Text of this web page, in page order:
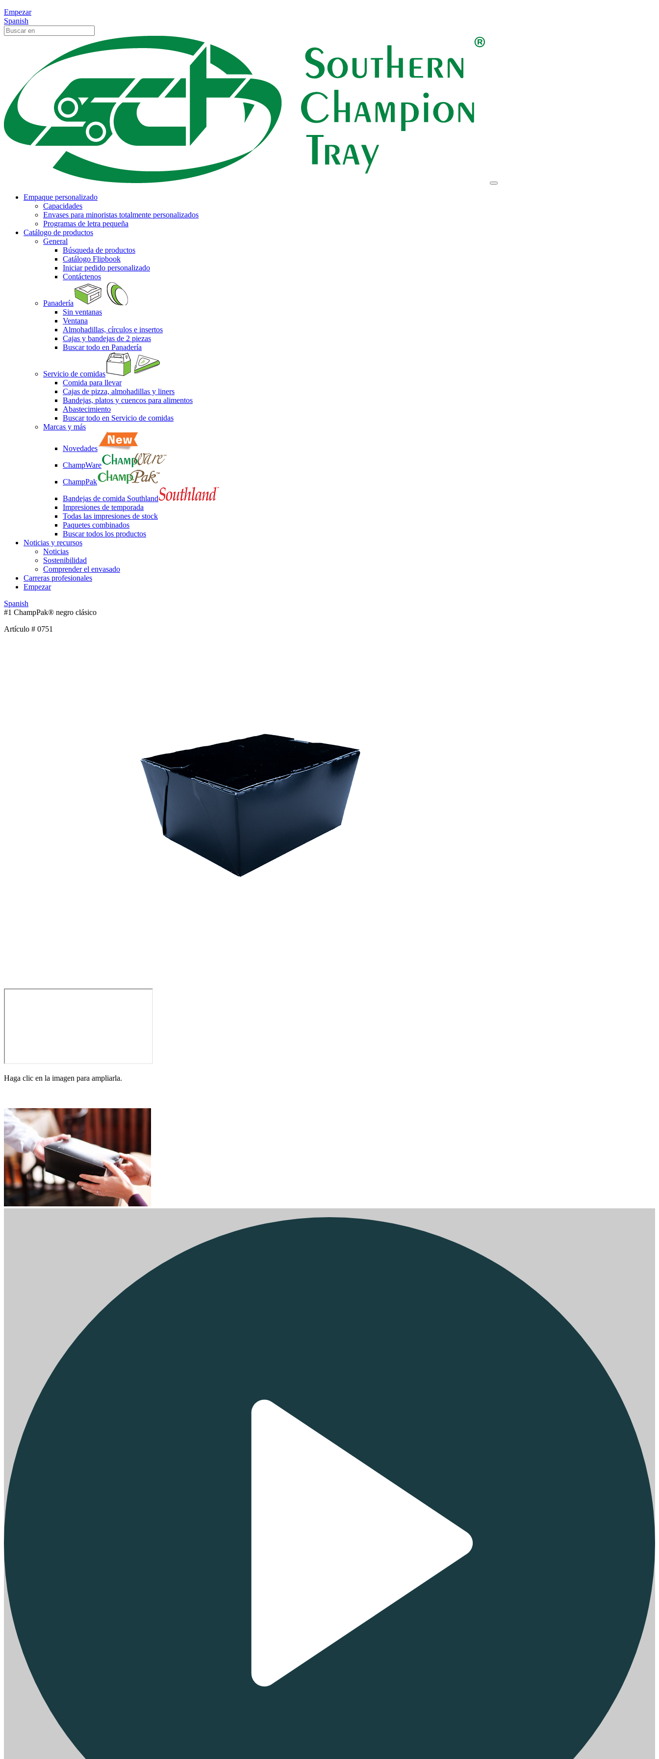
Empezar
Spanish
Empaque personalizado
Capacidades
Envases para minoristas totalmente personalizados
Programas de letra pequeña
Catálogo de productos
General
Búsqueda de productos
Catálogo Flipbook
Iniciar pedido personalizado
Contáctenos
Panadería
Sin ventanas
Ventana
Almohadillas, círculos e insertos
Cajas y bandejas de 2 piezas
Buscar todo en Panadería
Servicio de comidas
Comida para llevar
Cajas de pizza, almohadillas y liners
Bandejas, platos y cuencos para alimentos
Abastecimiento
Buscar todo en Servicio de comidas
Marcas y más
Novedades
ChampWare
ChampPak
Bandejas de comida Southland
Impresiones de temporada
Todas las impresiones de stock
Paquetes combinados
Buscar todos los productos
Noticias y recursos
Noticias
Sostenibilidad
Comprender el envasado
Carreras profesionales
Empezar
Spanish
#1 ChampPak® negro clásico
Artículo # 0751
Haga clic en la imagen para ampliarla.